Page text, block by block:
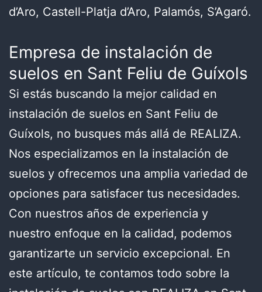
d’Aro, Castell-Platja d’Aro, Palamós, S’Agaró.
Empresa de instalación de
suelos en Sant Feliu de Guíxols
Si estás buscando la mejor calidad en
instalación de suelos en Sant Feliu de
Guíxols, no busques más allá de REALIZA.
Nos especializamos en la instalación de
suelos y ofrecemos una amplia variedad de
opciones para satisfacer tus necesidades.
Con nuestros años de experiencia y
nuestro enfoque en la calidad, podemos
garantizarte un servicio excepcional. En
este artículo, te contamos todo sobre la